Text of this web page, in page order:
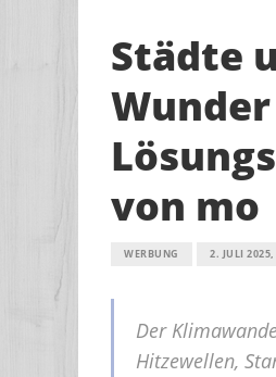
Städte
von mo
WERBUNG 2. JULI
Der
Hitzewellen,